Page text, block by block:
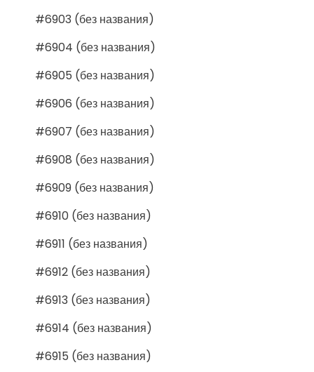
#6903 (без названия)
#6904 (без названия)
#6905 (без названия)
#6906 (без названия)
#6907 (без названия)
#6908 (без названия)
#6909 (без названия)
#6910 (без названия)
#6911 (без названия)
#6912 (без названия)
#6913 (без названия)
#6914 (без названия)
#6915 (без названия)